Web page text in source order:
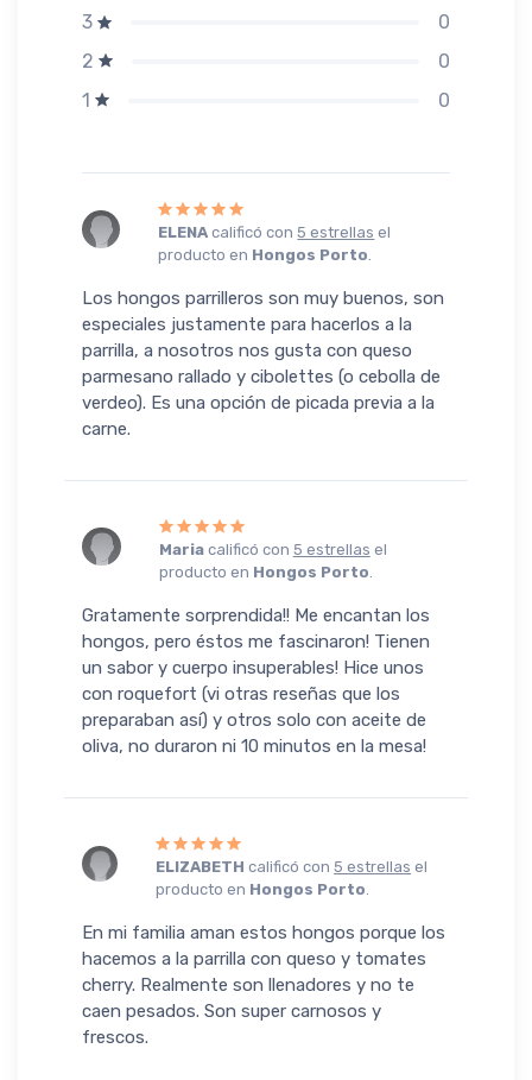
3
0
2
0
1
0
ELENA calificó con5 estrellas el
producto en Hongos Porto.
Los hongos parrilleros son muy buenos, son
especiales justamente para hacerlos a la
parrilla, a nosotros nos gusta con queso
parmesano rallado y cibolettes (o cebolla de
verdeo). Es una opción de picada previa a la
carne.
Mariacalificó con 5 estrellas el
producto en Hongos Porto.
Gratamente sorprendida!! Me encantan los
hongos, pero éstos me fascinaron! Tienen
un sabor y cuerpo insuperables! Hice unos
con roquefort (vi otras reseñas que los
preparaban así) y otros solo con aceite de
oliva, no duraron ni 10 minutos en la mesa!
ELIZABETH calificó con5 estrellas el
producto en Hongos Porto.
En mi familia aman estos hongos porque los
hacemos a la parrilla con queso y tomates
cherry. Realmente son llenadores y no te
caen pesados. Son super carnosos y
frescos.